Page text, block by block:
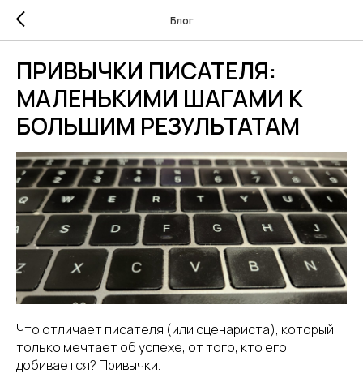
Блог
ПРИВЫЧКИ ПИСАТЕЛЯ:
МАЛЕНЬКИМИ ШАГАМИ К
БОЛЬШИМ РЕЗУЛЬТАТАМ
Что отличает писателя (или сценариста), который
только мечтает об успехе, от того, кто его
добивается? Привычки.